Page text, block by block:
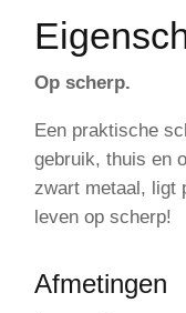
Op scherp.
Een praktische
gebruik, thuis en
zwart metaal, ligt
leven op scherp!
Afmetingen